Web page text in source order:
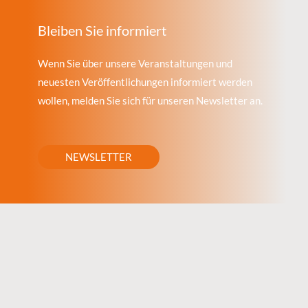
Bleiben Sie informiert
Wenn Sie über unsere Veranstaltungen und
neuesten Veröffentlichungen informiert werden
wollen, melden Sie sich für unseren Newsletter an.
NEWSLETTER